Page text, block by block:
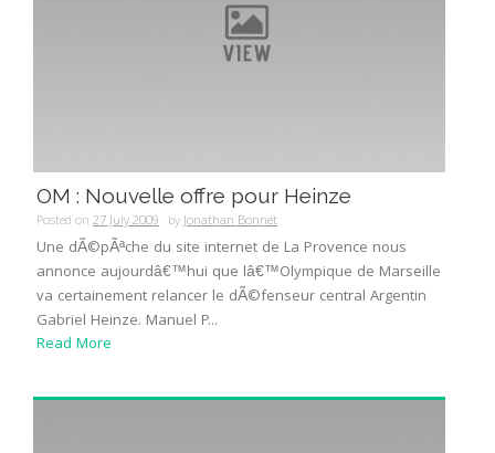
OM : Nouvelle offre pour Heinze
Posted on 27 July 2009 byJonathan Bonnet
Une dÃ©pÃªche du site internet de La Provence nous
annonce aujourdâ€™hui que lâ€™Olympique de Marseille
va certainement relancer le dÃ©fenseur central Argentin
Gabriel Heinze. Manuel P...
Read More